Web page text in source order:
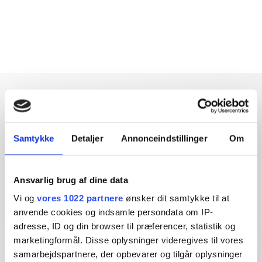
Samtykke Detaljer Annonceindstillinger Om
Ansvarlig brug af dine data
Vi og vores 1022 partnere ønsker dit samtykke til at
anvende cookies og indsamle persondata om IP-
adresse, ID og din browser til præferencer, statistik og
marketingformål. Disse oplysninger videregives til vores
samarbejdspartnere, der opbevarer og tilgår oplysninger
Dybdegående og original
og dagsordensættende journalistik og analyser til læserne og
den brede offentlighed.
Vi tager ansvar for vores indhold og er tilmeldt: